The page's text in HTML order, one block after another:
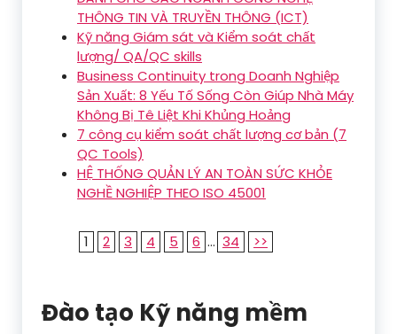
THÔNG TIN VÀ TRUYỀN THÔNG (ICT)
Kỹ năng Giám sát và Kiểm soát chất
lượng/ QA/QC skills
Business Continuity trong Doanh Nghiệp
Sản Xuất: 8 Yếu Tố Sống Còn Giúp Nhà Máy
Không Bị Tê Liệt Khi Khủng Hoảng
7 công cụ kiểm soát chất lượng cơ bản (7
QC Tools)
HỆ THỐNG QUẢN LÝ AN TOÀN SỨC KHỎE
NGHỀ NGHIỆP THEO ISO 45001
1 2 3 4 5 6 ... 34 >>
Đào tạo Kỹ năng mềm